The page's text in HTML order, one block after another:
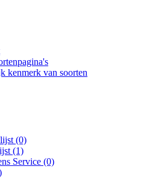
kenmerk van soorten
(0)
(1)
Service (0)